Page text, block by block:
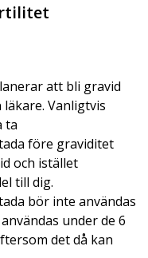
att bli gravid
Vanligtvis
ta
före graviditet
och istället
till dig.
bör inte användas
under de 6
det då kan